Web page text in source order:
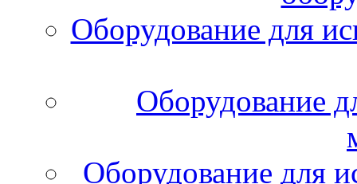
Оборудование для
Оборудование
Оборудование для